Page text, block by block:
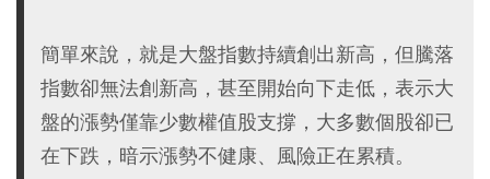
簡單來說，就是大盤指數持續創出新高，但騰落
指數卻無法創新高，甚至開始向下走低，表示大
盤的漲勢僅靠少數權值股支撐，大多數個股卻已
在下跌，暗示漲勢不健康、風險正在累積。